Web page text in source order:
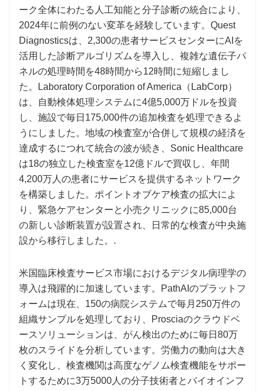
ーク全体にわたる人工知能と分子診断の統合により、
2024年に前例のない変革を経験しています。Quest
Diagnosticsは、2,300の患者サービスセンターにAIを
活用した診断アルゴリズムを導入し、複雑な遺伝子パ
ネルの処理時間を48時間から12時間に短縮しまし
た。Laboratory Corporation of America（LabCorp）
は、自動検体処理システムに4億5,000万ドルを投資
し、施設で毎日175,000件の追加検査を処理できるよ
うにしました。地域の検査室が合併して規模の経済を
達成するにつれて統合の波が続き、Sonic Healthcare
は18の独立した検査室を12億ドルで買収し、年間
4,200万人の患者にサービスを提供するネットワーク
を構築しました。ポイントオブケア検査の拡大によ
り、緊急ケアセンターと小売クリニックに85,000台
の新しい診断装置が設置され、日常的な検査が中央施
設から移行しました。.
米国臨床検査サービス市場におけるデジタル病理学の
導入は飛躍的に加速しています。PathAIのプラットフ
ォームは現在、150の病院システムで毎月250万件の
組織サンプルを処理しており、Prosciaのクラウドベ
ースソリューションは、がん検出のために毎日80万
枚のスライドを分析しています。労働力の動向は大き
く変化し、検査機関は高度なゲノム検査機能をサポー
トするために3万5000人の分子技術者とバイオインフ